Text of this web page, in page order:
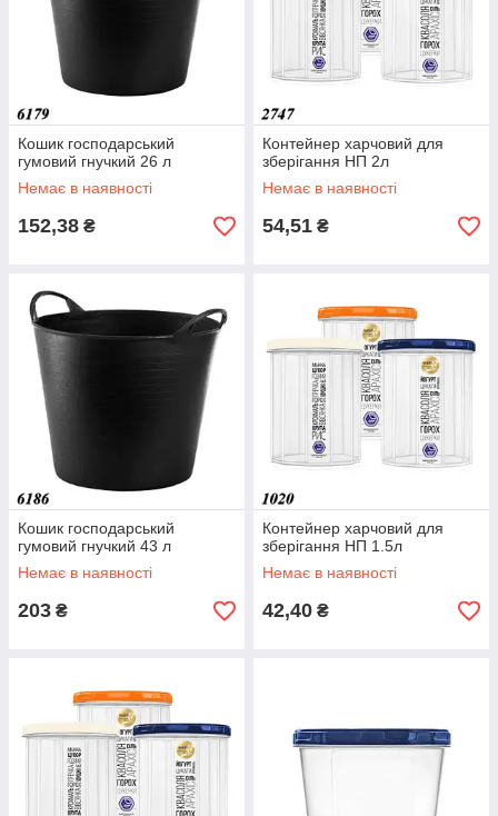
Кошик господарський
гумовий гнучкий 26 л
Немає в наявності
152,38 ₴
Контейнер харчовий для
зберігання НП 2л
Немає в наявності
54,51 ₴
Кошик господарський
гумовий гнучкий 43 л
Немає в наявності
203 ₴
Контейнер харчовий для
зберігання НП 1.5л
Немає в наявності
42,40 ₴